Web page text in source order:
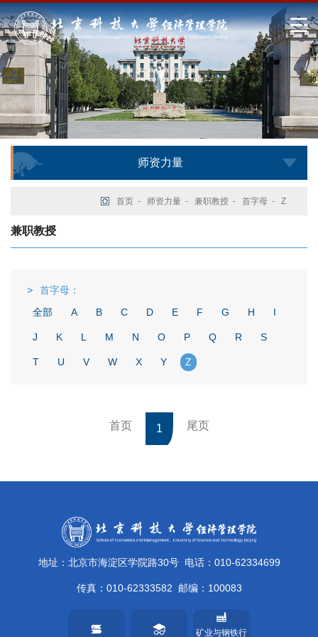
师资力量
首页 - 师资力量 - 兼职教授 - 首字母 - Z
兼职教授
首字母：
全部
A B C D E F G H I
J K L M N O P Q R S
T U V W X Y Z
首页 1 尾页
地址：北京市海淀区学院路30号 电话：010-62334699
传真：010-62333582 邮编：100083
矿业与钢铁行